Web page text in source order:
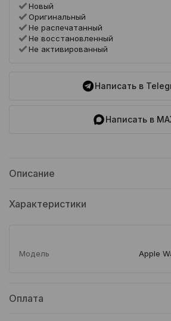
Новый
Оригинальный
Не распечатанный
Не восстановленный
Не активированный
Написать в
Написать в
Описание
Характеристики
Модель Apple
Оплата